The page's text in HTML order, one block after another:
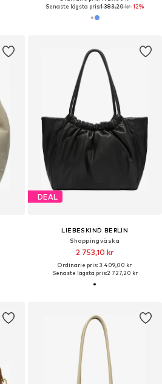
Senaste lägsta pris:1 383,20 kr-12%
DEAL
LIEBESKIND BERLIN
Shoppingväska
2 753,10 kr
Ordinarie pris: 3 409,00 kr
Senaste lägsta pris:2 727,20 kr